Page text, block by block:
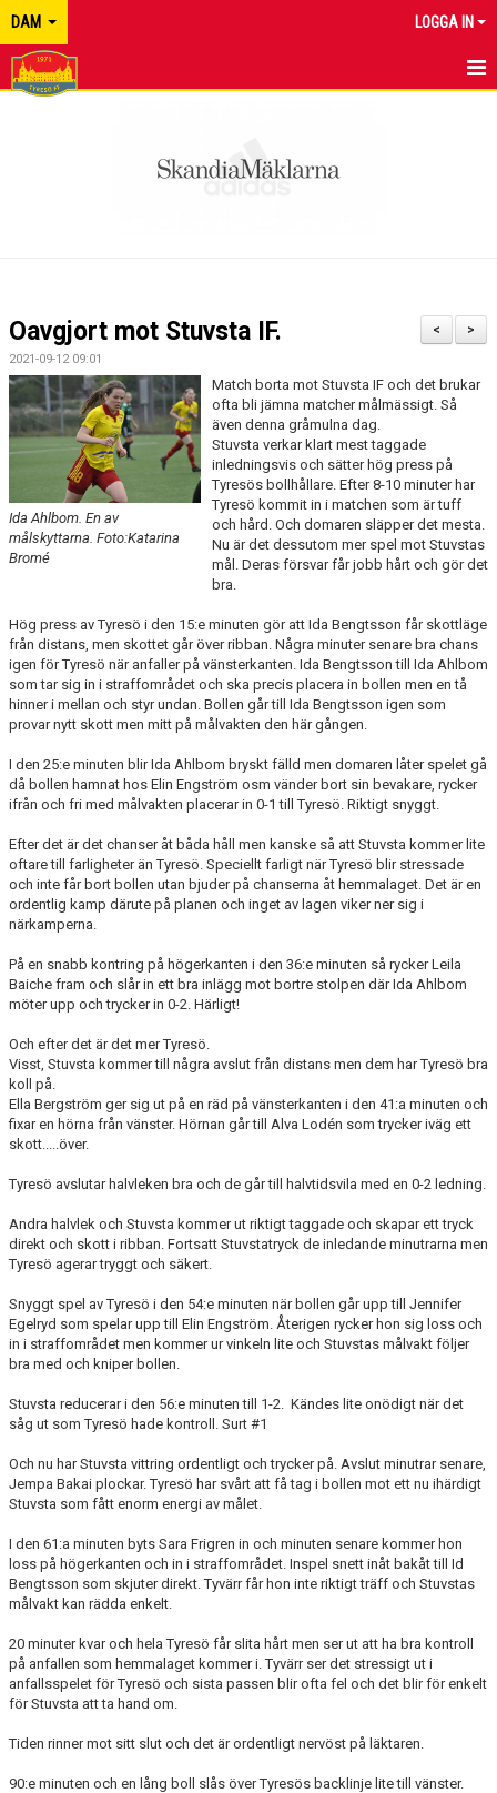
DAM LOGGA IN
BILDGALLERI
DOKUMENT
KONTAKT
>
<
Oavgjort mot Stuvsta IF.
2021-09-12 09:01
Ida Ahlbom. En av
målskyttarna. Foto:Katarina
Bromé
Match borta mot Stuvsta IF och det brukar
ofta bli jämna matcher målmässigt. Så
även denna gråmulna dag.
Stuvsta verkar klart mest taggade
inledningsvis och sätter hög press på
Tyresös bollhållare. Efter 8-10 minuter har
Tyresö kommit in i matchen som är tuff
och hård. Och domaren släpper det mesta.
Nu är det dessutom mer spel mot Stuvstas
mål. Deras försvar får jobb hårt och gör det
bra.
Hög press av Tyresö i den 15:e minuten gör att Ida Bengtsson får skottläge
från distans, men skottet går över ribban. Några minuter senare bra chans
igen för Tyresö när anfaller på vänsterkanten. Ida Bengtsson till Ida Ahlbom
som tar sig in i straffområdet och ska precis placera in bollen men en tå
hinner i mellan och styr undan. Bollen går till Ida Bengtsson igen som
provar nytt skott men mitt på målvakten den här gången.
I den 25:e minuten blir Ida Ahlbom bryskt fälld men domaren låter spelet gå
då bollen hamnat hos Elin Engström osm vänder bort sin bevakare, rycker
ifrån och fri med målvakten placerar in 0-1 till Tyresö. Riktigt snyggt.
Efter det är det chanser åt båda håll men kanske så att Stuvsta kommer lite
oftare till farligheter än Tyresö. Speciellt farligt när Tyresö blir stressade
och inte får bort bollen utan bjuder på chanserna åt hemmalaget. Det är en
ordentlig kamp därute på planen och inget av lagen viker ner sig i
närkamperna.
På en snabb kontring på högerkanten i den 36:e minuten så rycker Leila
Baiche fram och slår in ett bra inlägg mot bortre stolpen där Ida Ahlbom
möter upp och trycker in 0-2. Härligt!
Och efter det är det mer Tyresö.
Visst, Stuvsta kommer till några avslut från distans men dem har Tyresö bra
koll på.
Ella Bergström ger sig ut på en räd på vänsterkanten i den 41:a minuten och
fixar en hörna från vänster. Hörnan går till Alva Lodén som trycker iväg ett
skott.....över.
Tyresö avslutar halvleken bra och de går till halvtidsvila med en 0-2 ledning.
Andra halvlek och Stuvsta kommer ut riktigt taggade och skapar ett tryck
direkt och skott i ribban. Fortsatt Stuvstatryck de inledande minutrarna men
Tyresö agerar tryggt och säkert.
Snyggt spel av Tyresö i den 54:e minuten när bollen går upp till Jennifer
Egelryd som spelar upp till Elin Engström. Återigen rycker hon sig loss och
in i straffområdet men kommer ur vinkeln lite och Stuvstas målvakt följer
bra med och kniper bollen.
Stuvsta reducerar i den 56:e minuten till 1-2. Kändes lite onödigt när det
såg ut som Tyresö hade kontroll. Surt #1
Och nu har Stuvsta vittring ordentligt och trycker på. Avslut minutrar senare,
Jempa Bakai plockar. Tyresö har svårt att få tag i bollen mot ett nu ihärdigt
Stuvsta som fått enorm energi av målet.
I den 61:a minuten byts Sara Frigren in och minuten senare kommer hon
loss på högerkanten och in i straffområdet. Inspel snett inåt bakåt till Id
Bengtsson som skjuter direkt. Tyvärr får hon inte riktigt träff och Stuvstas
målvakt kan rädda enkelt.
20 minuter kvar och hela Tyresö får slita hårt men ser ut att ha bra kontroll
på anfallen som hemmalaget kommer i. Tyvärr ser det stressigt ut i
anfallsspelet för Tyresö och sista passen blir ofta fel och det blir för enkelt
för Stuvsta att ta hand om.
Tiden rinner mot sitt slut och det är ordentligt nervöst på läktaren.
90:e minuten och en lång boll slås över Tyresös backlinje lite till vänster.